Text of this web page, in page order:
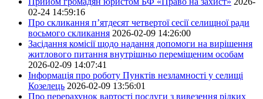
02-24 14:59:16
Про скликання п’ятдесят четвертої сесії селищної ради
восьмого скликання 2026-02-09 14:26:00
Засідання комісії щодо надання допомоги на вирішення
житлового питання внутрішньо переміщеним особам
2026-02-09 14:07:41
Інформація про роботу Пунктів незламності у селищі
Козелець 2026-02-09 13:56:01
Про перерахунок вартості послуги з вивезення рідких